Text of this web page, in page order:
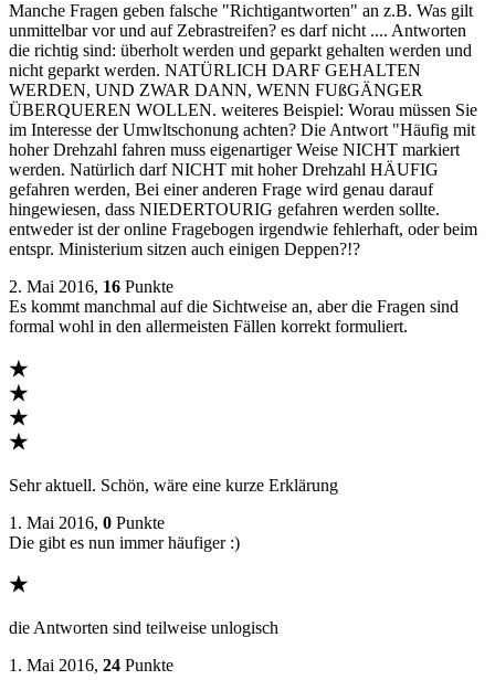
Manche Fragen geben falsche "Richtigantworten" an z.B. Was gilt
unmittelbar vor und auf Zebrastreifen? es darf nicht .... Antworten
die richtig sind: überholt werden und geparkt gehalten werden und
nicht geparkt werden. NATÜRLICH DARF GEHALTEN
WERDEN, UND ZWAR DANN, WENN FUßGÄNGER
ÜBERQUEREN WOLLEN. weiteres Beispiel: Worau müssen Sie
im Interesse der Umwltschonung achten? Die Antwort "Häufig mit
hoher Drehzahl fahren muss eigenartiger Weise NICHT markiert
werden. Natürlich darf NICHT mit hoher Drehzahl HÄUFIG
gefahren werden, Bei einer anderen Frage wird genau darauf
hingewiesen, dass NIEDERTOURIG gefahren werden sollte.
entweder ist der online Fragebogen irgendwie fehlerhaft, oder beim
entspr. Ministerium sitzen auch einigen Deppen?!?
2. Mai 2016, 16 Punkte
Es kommt manchmal auf die Sichtweise an, aber die Fragen sind
formal wohl in den allermeisten Fällen korrekt formuliert.
★
★
★
★
Sehr aktuell. Schön, wäre eine kurze Erklärung
1. Mai 2016, 0 Punkte
Die gibt es nun immer häufiger :)
★
die Antworten sind teilweise unlogisch
1. Mai 2016, 24 Punkte